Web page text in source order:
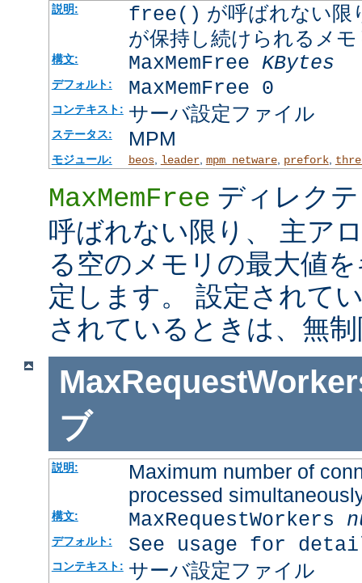
説明: free() が呼ばれない限
が保持し続けられるメ
構文: MaxMemFree KBytes
デフォルト: MaxMemFree 0
コンテキスト: サーバ設定ファイル
ステータス: MPM
モジュール: beos, leader, mpm_netware, prefork,
MaxMemFree ディレク
呼ばれない限り、 主ア
る空のメモリの最大値
定します。 設定されて
されているときは、無
ブ
説明:
Maximum number of
processed
構文: MaxRequestWorkers
デフォルト: See usage for
コンテキスト: サーバ設定ファイル